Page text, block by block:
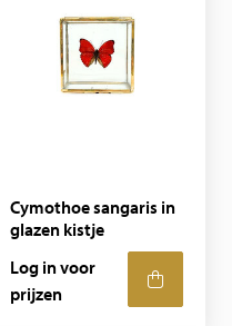
Cymothoe sangaris in
glazen kistje
Log in voor
prijzen